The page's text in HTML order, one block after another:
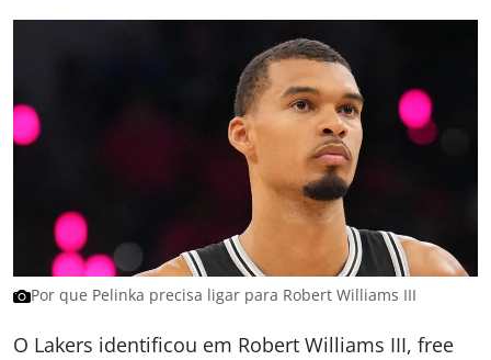
Por que Pelinka precisa ligar para Robert Williams III
O Lakers identificou em Robert Williams III, free